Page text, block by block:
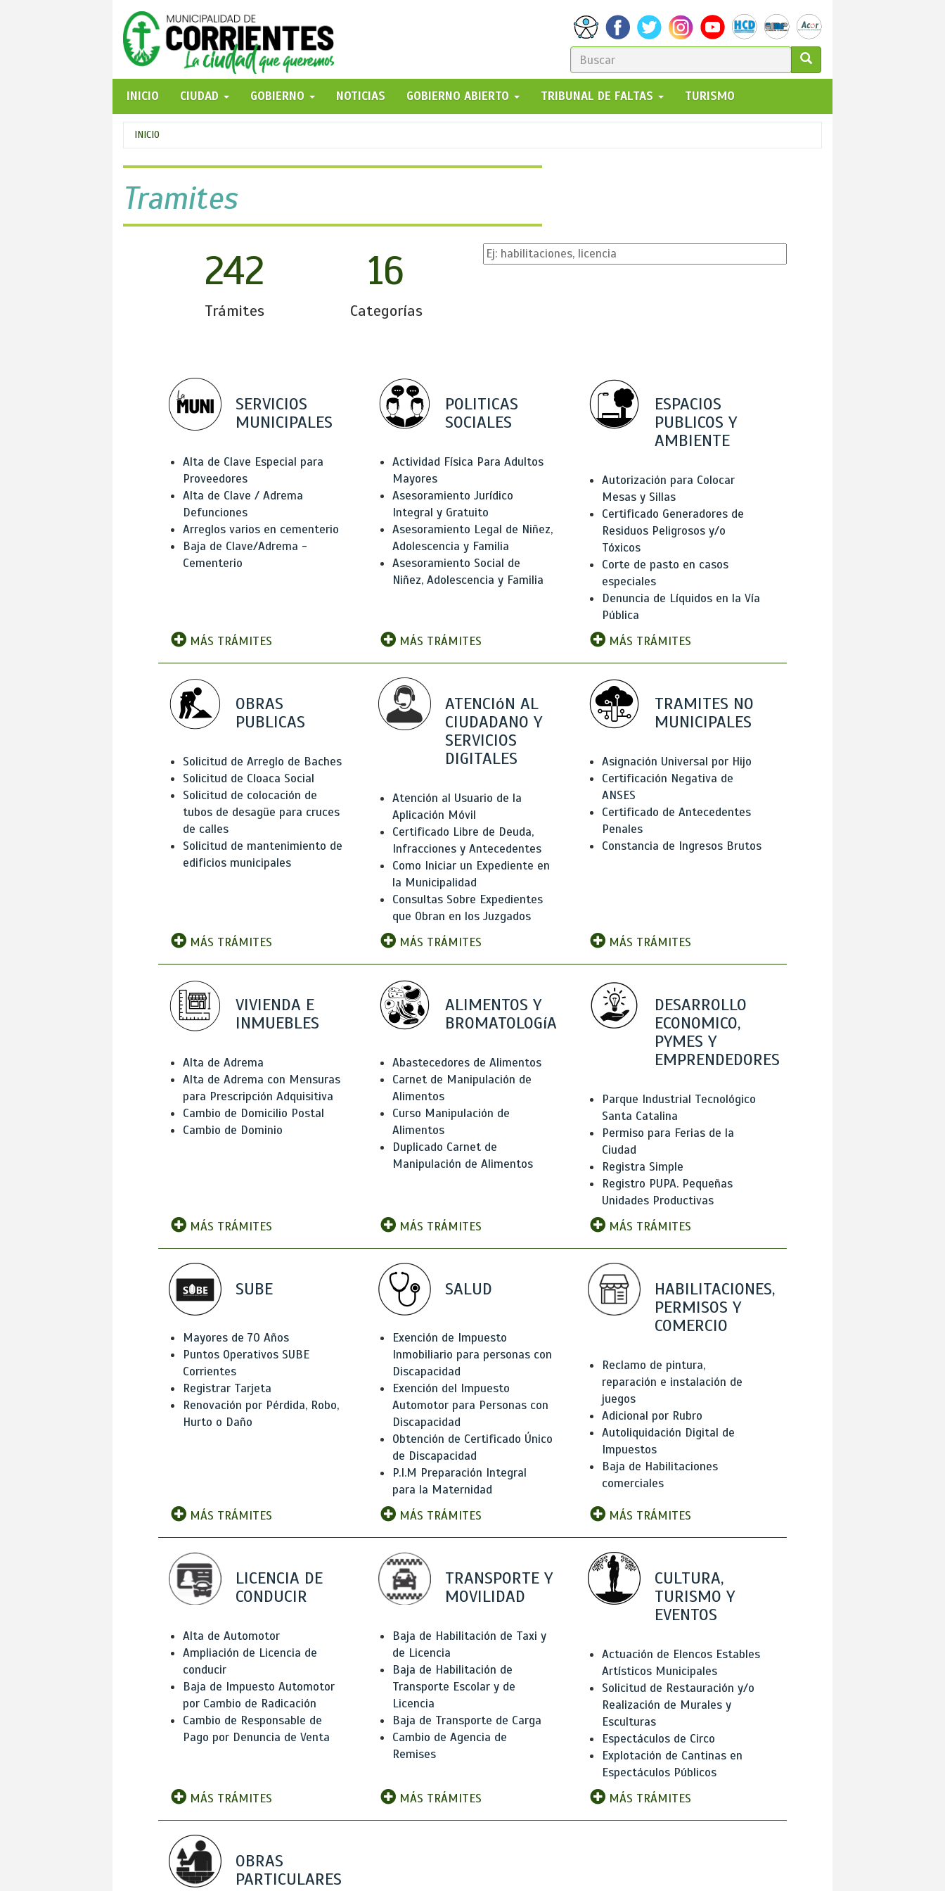
FORMULARIO
DE
BÚSQUEDA
GO!
INICIO
CIUDAD GOBIERNO NOTICIAS GOBIERNO ABIERTO TRIBUNAL DE FALTAS TURISMO
Se
encuentra
usted
aquí
INICIO
Tramites
242
Trámites
16
Categorías
SERVICIOS
MUNICIPALES
Alta de Clave Especial para
Proveedores
Alta de Clave / Adrema
Defunciones
Arreglos varios en cementerio
Baja de Clave/Adrema -
Cementerio
MÁS TRÁMITES
POLITICAS
SOCIALES
Actividad Física Para Adultos
Mayores
Asesoramiento Jurídico
Integral y Gratuito
Asesoramiento Legal de Niñez,
Adolescencia y Familia
Asesoramiento Social de
Niñez, Adolescencia y Familia
MÁS TRÁMITES
ESPACIOS
PUBLICOS Y
AMBIENTE
Autorización para Colocar
Mesas y Sillas
Certificado Generadores de
Residuos Peligrosos y/o
Tóxicos
Corte de pasto en casos
especiales
Denuncia de Líquidos en la Vía
Pública
MÁS TRÁMITES
OBRAS
PUBLICAS
Solicitud de Arreglo de Baches
Solicitud de Cloaca Social
Solicitud de colocación de
tubos de desagüe para cruces
de calles
Solicitud de mantenimiento de
edificios municipales
MÁS TRÁMITES
ATENCIóN AL
CIUDADANO Y
SERVICIOS
DIGITALES
Atención al Usuario de la
Aplicación Móvil
Certificado Libre de Deuda,
Infracciones y Antecedentes
Como Iniciar un Expediente en
la Municipalidad
Consultas Sobre Expedientes
que Obran en los Juzgados
MÁS TRÁMITES
TRAMITES NO
MUNICIPALES
Asignación Universal por Hijo
Certificación Negativa de
ANSES
Certificado de Antecedentes
Penales
Constancia de Ingresos Brutos
MÁS TRÁMITES
VIVIENDA E
INMUEBLES
Alta de Adrema
Alta de Adrema con Mensuras
para Prescripción Adquisitiva
Cambio de Domicilio Postal
Cambio de Dominio
MÁS TRÁMITES
ALIMENTOS Y
BROMATOLOGíA
Abastecedores de Alimentos
Carnet de Manipulación de
Alimentos
Curso Manipulación de
Alimentos
Duplicado Carnet de
Manipulación de Alimentos
MÁS TRÁMITES
DESARROLLO
ECONOMICO,
PYMES Y
EMPRENDEDORES
Parque Industrial Tecnológico
Santa Catalina
Permiso para Ferias de la
Ciudad
Registra Simple
Registro PUPA. Pequeñas
Unidades Productivas
MÁS TRÁMITES
SUBE
Mayores de 70 Años
Puntos Operativos SUBE
Corrientes
Registrar Tarjeta
Renovación por Pérdida, Robo,
Hurto o Daño
MÁS TRÁMITES
SALUD
Exención de Impuesto
Inmobiliario para personas con
Discapacidad
Exención del Impuesto
Automotor para Personas con
Discapacidad
Obtención de Certificado Único
de Discapacidad
P.I.M Preparación Integral
para la Maternidad
MÁS TRÁMITES
HABILITACIONES,
PERMISOS Y
COMERCIO
Reclamo de pintura,
reparación e instalación de
juegos
Adicional por Rubro
Autoliquidación Digital de
Impuestos
Baja de Habilitaciones
comerciales
MÁS TRÁMITES
LICENCIA DE
CONDUCIR
Alta de Automotor
Ampliación de Licencia de
conducir
Baja de Impuesto Automotor
por Cambio de Radicación
Cambio de Responsable de
Pago por Denuncia de Venta
MÁS TRÁMITES
TRANSPORTE Y
MOVILIDAD
Baja de Habilitación de Taxi y
de Licencia
Baja de Habilitación de
Transporte Escolar y de
Licencia
Baja de Transporte de Carga
Cambio de Agencia de
Remises
MÁS TRÁMITES
CULTURA,
TURISMO Y
EVENTOS
Actuación de Elencos Estables
Artísticos Municipales
Solicitud de Restauración y/o
Realización de Murales y
Esculturas
Espectáculos de Circo
Explotación de Cantinas en
Espectáculos Públicos
MÁS TRÁMITES
OBRAS
PARTICULARES